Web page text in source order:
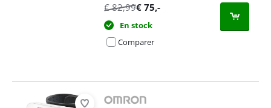
€82,99€ 75,-
En stock
Comparer